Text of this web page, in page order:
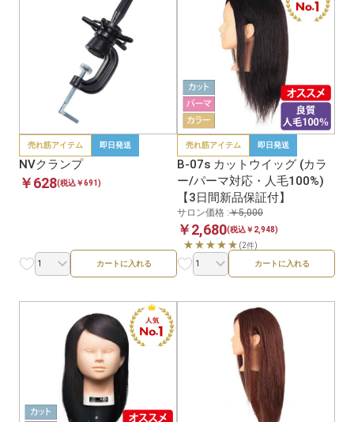
売れ筋アイテム 即日発送
NVクランプ
￥628(税込￥691)
カートに入れる
売れ筋アイテム 即日発送
B-07s カットウイッグ (カラ
ー/パーマ対応・人毛100%)
【3日間新品保証付】
サロン価格 :￥5,000
￥2,680(税込￥2,948)
★★★★★ (2件)
カートに入れる